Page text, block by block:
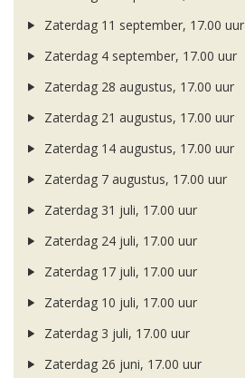
Zaterdag 11 september, 17.00 uur
Zaterdag 4 september, 17.00 uur
Zaterdag 28 augustus, 17.00 uur
Zaterdag 21 augustus, 17.00 uur
Zaterdag 14 augustus, 17.00 uur
Zaterdag 7 augustus, 17.00 uur
Zaterdag 31 juli, 17.00 uur
Zaterdag 24 juli, 17.00 uur
Zaterdag 17 juli, 17.00 uur
Zaterdag 10 juli, 17.00 uur
Zaterdag 3 juli, 17.00 uur
Zaterdag 26 juni, 17.00 uur